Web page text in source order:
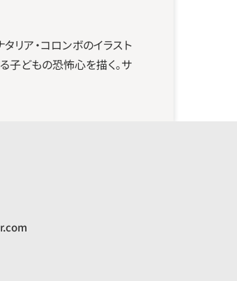
リア・コロンボのイラスト
子どもの恐怖心を描く。サ